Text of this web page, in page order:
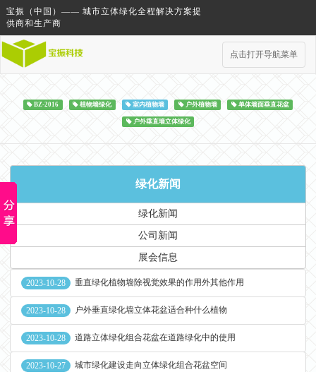
宝振（中国）—— 城市立体绿化全程解决方案提
供商和生产商
点击打开导航菜单
BZ-2016 植物墙绿化 室内植物墙 户外植物墙 单体墙面垂直花盆
户外垂直墙立体绿化
绿化新闻
绿化新闻
公司新闻
展会信息
2023-10-28 垂直绿化植物墙除视觉效果的作用外其他作用
2023-10-28 户外垂直绿化墙立体花盆适合种什么植物
2023-10-28 道路立体绿化组合花盆在道路绿化中的使用
2023-10-27 城市绿化建设走向立体绿化组合花盆空间